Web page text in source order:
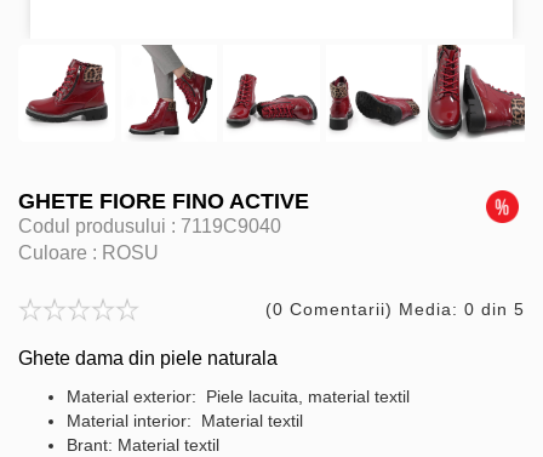
GHETE FIORE FINO ACTIVE
Codul produsului : 7119C9040
Culoare : ROSU
(0 Comentarii) Media: 0 din 5
Ghete dama din piele naturala
Material exterior: Piele lacuita, material textil
Material interior: Material textil
Brant: Material textil